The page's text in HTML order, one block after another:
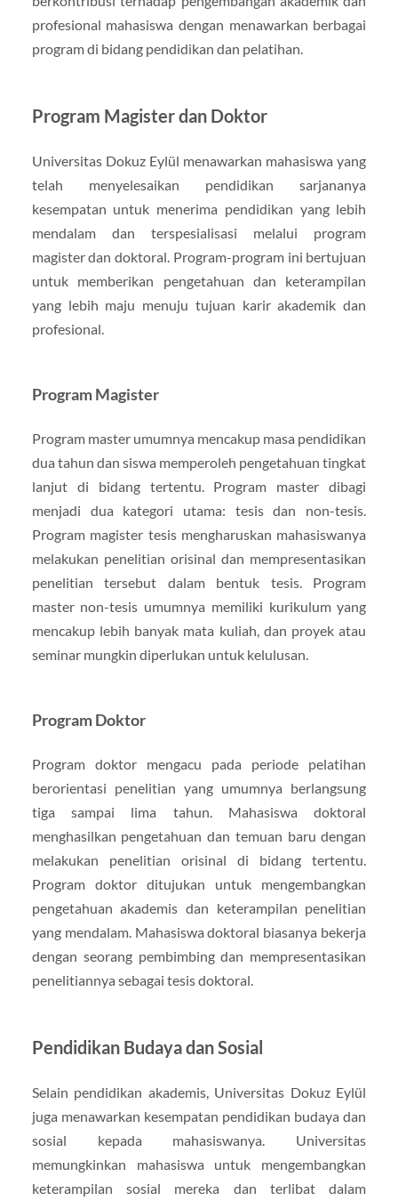
profesional mahasiswa dengan menawarkan berbagai
program di bidang pendidikan dan pelatihan.
Program Magister dan Doktor
Universitas Dokuz Eylül menawarkan mahasiswa yang
telah menyelesaikan pendidikan sarjananya
kesempatan untuk menerima pendidikan yang lebih
mendalam dan terspesialisasi melalui program
magister dan doktoral. Program-program ini bertujuan
untuk memberikan pengetahuan dan keterampilan
yang lebih maju menuju tujuan karir akademik dan
profesional.
Program Magister
Program master umumnya mencakup masa pendidikan
dua tahun dan siswa memperoleh pengetahuan tingkat
lanjut di bidang tertentu. Program master dibagi
menjadi dua kategori utama: tesis dan non-tesis.
Program magister tesis mengharuskan mahasiswanya
melakukan penelitian orisinal dan mempresentasikan
penelitian tersebut dalam bentuk tesis. Program
master non-tesis umumnya memiliki kurikulum yang
mencakup lebih banyak mata kuliah, dan proyek atau
seminar mungkin diperlukan untuk kelulusan.
Program Doktor
Program doktor mengacu pada periode pelatihan
berorientasi penelitian yang umumnya berlangsung
tiga sampai lima tahun. Mahasiswa doktoral
menghasilkan pengetahuan dan temuan baru dengan
melakukan penelitian orisinal di bidang tertentu.
Program doktor ditujukan untuk mengembangkan
pengetahuan akademis dan keterampilan penelitian
yang mendalam. Mahasiswa doktoral biasanya bekerja
dengan seorang pembimbing dan mempresentasikan
penelitiannya sebagai tesis doktoral.
Pendidikan Budaya dan Sosial
Selain pendidikan akademis, Universitas Dokuz Eylül
juga menawarkan kesempatan pendidikan budaya dan
sosial kepada mahasiswanya. Universitas
memungkinkan mahasiswa untuk mengembangkan
keterampilan sosial mereka dan terlibat dalam